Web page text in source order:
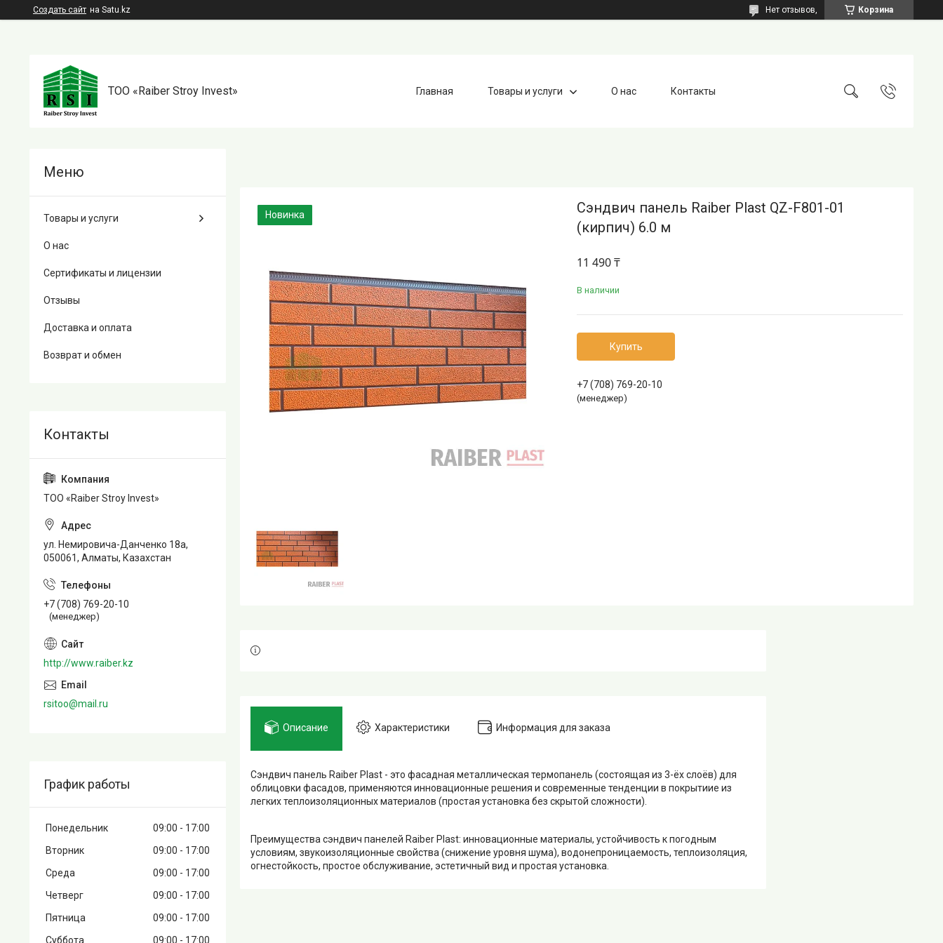
Создать сайт на Satu.kz Корзина
Нет отзывов,
TOO «Raiber Stroy Invest» Главная Товары и услуги О нас Контакты
Новинка
Сэндвич панель Raiber Plast QZ-F801-01
(кирпич) 6.0 м
11 490 ₸
В наличии
Купить
+7 (708) 769-20-10
(менеджер)
Описание Характеристики Информация для заказа
Сэндвич панель Raiber Plast - это фасадная металлическая термопанель (состоящая из 3-ёх слоёв) для
облицовки фасадов, применяются инновационные решения и современные тенденции в покрытиие из
легких теплоизоляционных материалов (простая установка без скрытой сложности).
Преимущества сэндвич панелей Raiber Plast: инновационные материалы, устойчивость к погодным
условиям, звукоизоляционные свойства (снижение уровня шума), водонепроницаемость, теплоизоляция,
огнестойкость, простое обслуживание, эстетичный вид и простая установка.
Товары и услуги
О нас
Сертификаты и лицензии
Отзывы
Доставка и оплата
Возврат и обмен
TOO «Raiber Stroy Invest»
ул. Немировича-Данченко 18а,
050061, Алматы, Казахстан
+7 (708) 769-20-10
(менеджер)
http://www.raiber.kz
rsitoo@mail.ru
График работы
Понедельник 09:00
17:00
Вторник
09:00
17:00
Среда
09:00
17:00
Четверг
09:00
17:00
Пятница
09:00
17:00
Суббота
09:00 17:00